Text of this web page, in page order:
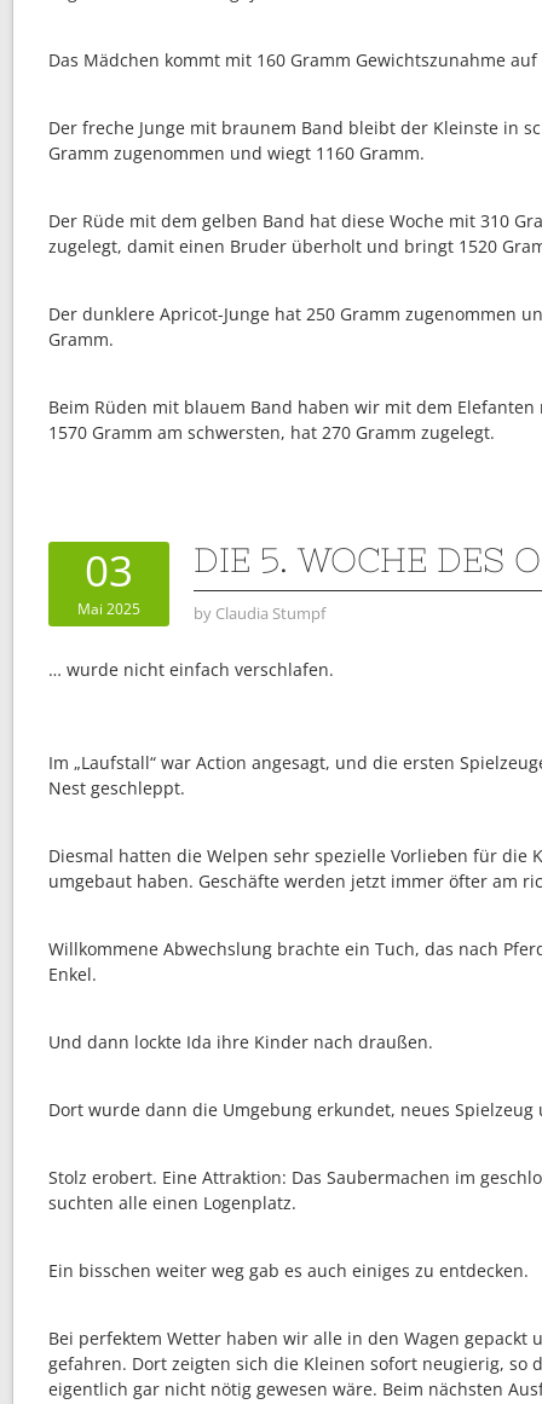
Das Mädchen kommt mit 160 Gramm Gewichtszunahme auf
Der freche Junge mit braunem Band bleibt der Kleinste in
Gramm zugenommen und wiegt 1160 Gramm.
Der Rüde mit dem gelben Band hat diese Woche mit 310
zugelegt, damit einen Bruder überholt und bringt 1520
Der dunklere Apricot-Junge hat 250 Gramm zugenommen
Gramm.
Beim Rüden mit blauem Band haben wir mit dem
1570 Gramm am schwersten, hat 270 Gramm zugelegt.
03
Mai 2025
DIE 5. WOCHE DES
by Claudia Stumpf
… wurde nicht einfach verschlafen.
Im „Laufstall“ war Action angesagt, und die ersten
Nest geschleppt.
Diesmal hatten die Welpen sehr spezielle Vorlieben für die
umgebaut haben. Geschäfte werden jetzt immer öfter am
Willkommene Abwechslung brachte ein Tuch, das nach
Enkel.
Und dann lockte Ida ihre Kinder nach draußen.
Dort wurde dann die Umgebung erkundet, neues
Stolz erobert. Eine Attraktion: Das Saubermachen im
suchten alle einen Logenplatz.
Ein bisschen weiter weg gab es auch einiges zu entdecken.
Bei perfektem Wetter haben wir alle in den Wagen gepackt
gefahren. Dort zeigten sich die Kleinen sofort neugierig, so
eigentlich gar nicht nötig gewesen wäre. Beim nächsten